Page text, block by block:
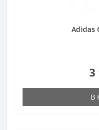
Adidas
3
В